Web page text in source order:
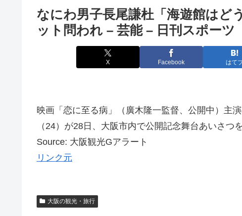
なにわ男子長尾謙杜「海遊館はど
ット問われ – 芸能 – 日刊スポーツ
X Facebook はて
映画「恋に至る病」（廣木隆一監督、公開中）主
（24）が28日、大阪市内で公開記念舞台あいさつ
Source: 大阪観光Gアラート
リンク元
大阪の観光・旅行